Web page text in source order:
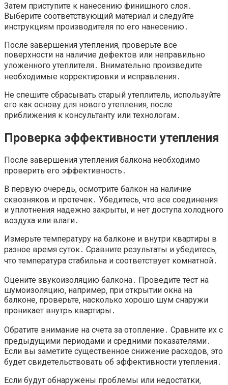
Затем приступите к нанесению финишного слоя․
Выберите соответствующий материал и следуйте
инструкциям производителя по его нанесению․
После завершения утепления‚ проверьте все
поверхности на наличие дефектов или неправильно
уложенного утеплителя․ Внимательно произведите
необходимые корректировки и исправления․
Не спешите сбрасывать старый утеплитель‚ используйте
его как основу для нового утепления‚ после
приближения к консультанту или технологам․
Проверка эффективности утепления
После завершения утепления балкона необходимо
проверить его эффективность․
В первую очередь‚ осмотрите балкон на наличие
сквозняков и протечек․ Убедитесь‚ что все соединения
и уплотнения надежно закрыты‚ и нет доступа холодного
воздуха или влаги․
Измерьте температуру на балконе и внутри квартиры в
разное время суток․ Сравните результаты и убедитесь‚
что температура стабильна и соответствует комнатной․
Оцените звукоизоляцию балкона․ Проведите тест на
шумоизоляцию‚ например‚ при открытии окна на
балконе‚ проверьте‚ насколько хорошо шум снаружи
проникает внутрь квартиры․
Обратите внимание на счета за отопление․ Сравните их с
предыдущими периодами и средними показателями․
Если вы заметите существенное снижение расходов‚ это
будет свидетельствовать об эффективности утепления․
Если будут обнаружены проблемы или недостатки‚